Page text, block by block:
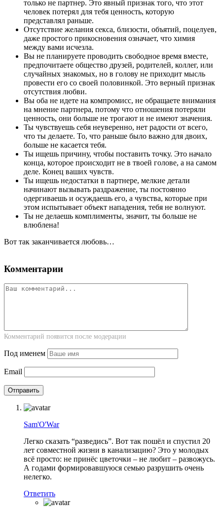
только не партнер. Это явный признак того, что этот
человек потерял для тебя ценность, которую
представлял раньше.
Отсутствие желания секса, близости, объятий, поцелуев,
даже простого прикосновения означает, что химия
между вами исчезла.
Вы не планируете проводить свободное время вместе,
предпочитаете общество друзей, родителей, коллег, или
случайных знакомых, но в голову не приходит мысль
провести его со своей половинкой. Это верный признак
отсутствия любви.
Вы оба не идете на компромисс, не обращаете внимания
на мнение партнера, потому что отношения потеряли
ценность, они больше не трогают и не имеют значения.
Ты чувствуешь себя неуверенно, нет радости от всего,
что ты делаете. То, что раньше было важно для двоих,
больше не касается тебя.
Ты ищешь причину, чтобы поставить точку. Это начало
конца, которое происходит не в твоей голове, а на самом
деле. Конец ваших чувств.
Ты ищешь недостатки в партнере, мелкие детали
начинают вызывать раздражение, ты постоянно
одергиваешь и осуждаешь его, а чувства, которые при
этом испытывает объект нападения, тебя не волнуют.
Ты не делаешь комплименты, значит, ты больше не
влюблена!
Вот так заканчивается любовь…
Комментарии
Комментарий появится после модерации
Под именем
Email
Sam'O'War
Легко сказать “разведись”. Вот так пошёл и спустил 20
лет совместной жизни в канализацию? Это у молодых
всё просто: не принёс цветочки – не любит – развожусь.
А годами формировавшуюся семью разрушить очень
нелегко.
Ответить